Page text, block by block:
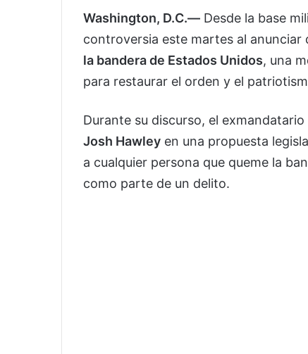
Washington, D.C.— Desde la base
controversia este martes al anunciar
la bandera de Estados Unidos, una
para restaurar el orden y el
Durante su discurso, el
Josh Hawley en una propuesta
a cualquier persona que queme la
como parte de un delito.